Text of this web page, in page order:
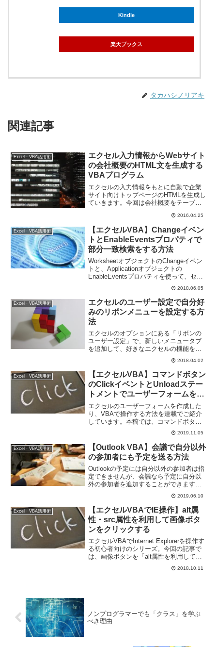
Kindle
楽天ブックス
タカハシノリアキ
関連記事
Excel・VBA活用術
エクセル入力情報からWebサイト
の会社概要のHTML文を生成する
VBAプログラム
エクセルの入力情報をもとに自動で企業
サイト向けトップページのHTMLを生成し
ていきます。今回は会社概要をテーブル
VBAプログラムの作成を進めていきま
す。
2016.04.25
Excel・VBA活用術
【エクセルVBA】Changeイベン
トとEnableEventsプロパティで
部分一致検索をする方法
WorksheetオブジェクトのChangeイベン
トと、Applicationオブジェクトの
EnableEventsプロパティを使って、セル
に得意先名の一部を入力したら、マスタ
シートから正式名称を取得して入力セル
に返す、というコードをご紹介していま
す。面倒かつ間違い易い入力作業は、出
来るだけ簡略化したいですね。
2018.06.05
Excel・VBA活用術
エクセルのユーザー設定で自分好
みのリボンメニューを設定する方
法
エクセルのオプションにある「リボンの
ユーザー設定」で、新しいメニュータブ
を追加して、好きなエクセルの機能を配
置する方法をご紹介しています。この方
法で、エクセルのリボンメニューに、自
分好みのメニュータブを追加することが
できますよ。
2018.04.02
Excel・VBA活用術
【エクセルVBA】コマンドボタン
のClickイベントとUnloadステー
トメントでユーザーフォームを閉
じる方法
エクセルのユーザーフォームを作成した
り、VBAで操作する方法を連載でご紹介
しています。本稿では、コマンドボタン
のClickイベントとDblClickイベントのご
紹介と、Clickイベントでユーザーフォー
ムを閉じる方法を説明しています。
2019.11.05
Excel・VBA活用術
【Outlook VBA】会議で自分以外
の参加者にも予定を送る方法
Outlookの予定には自分以外の参加者は指
定できませんが、会議なら予定に自分以
外の参加者を追加することができます
よ。どうせならもっと便利に会議を登録
しよう！ということで今回の記事では、
この会議をOutlook VBAで登録する方法
をご紹介しています。
2019.06.10
Excel・VBA活用術
【エクセルVBAでIE操作】alt属
性・src属性を利用して画像ボタ
ンをクリックする
エクセルVBAでInternet Explorerを操作す
る初心者向けのシリーズ。今回の記事で
は、画像ボタンを「alt属性を利用してク
リックする方法」と「src属性を利用して
クリックする方法」をお伝えします。
2018.10.11
ノンプログラマーでも「クラス」を学ぶ
べき理由